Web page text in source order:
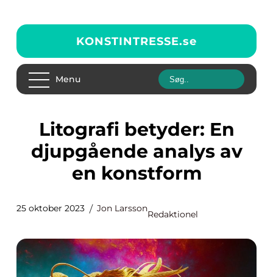
KONSTINTRESSE.se
Menu
Litografi betyder: En
djupgående analys av
en konstform
25 oktober 2023 Jon Larsson
Redaktionel